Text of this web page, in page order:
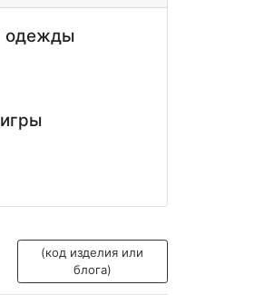
одежды
(код изделия или
блога)